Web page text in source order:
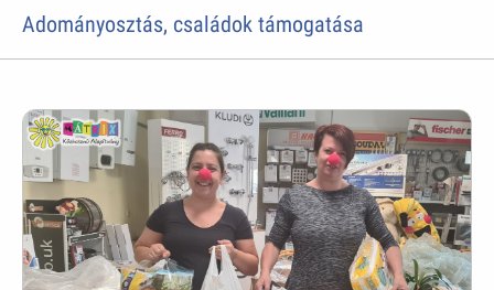
Adományosztás, családok támogatása